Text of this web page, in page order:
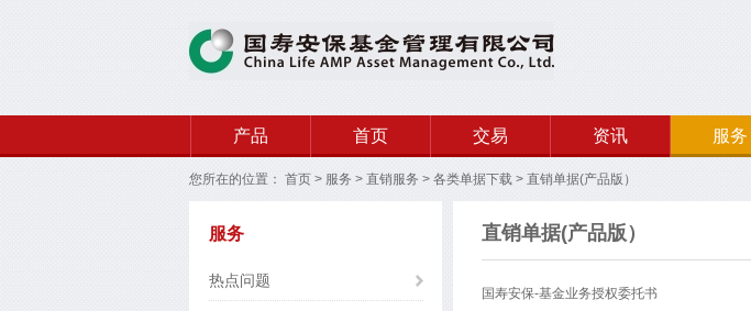
产品 首页 交易 资讯 服务
您所在的位置： 首页 > 服务 > 直销服务 > 各类单据下载 > 直销单据(产品版）
服务
热点问题
直销单据(产品版）
国寿安保-基金业务授权委托书